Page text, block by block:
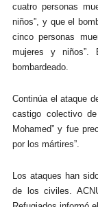
cuatro personas
niños”, y que el
cinco personas
mujeres y niños”.
bombardeado.
Continúa el ataque
castigo colectivo
Mohamed” y fue
por los mártires”.
Los ataques han
de los civiles.